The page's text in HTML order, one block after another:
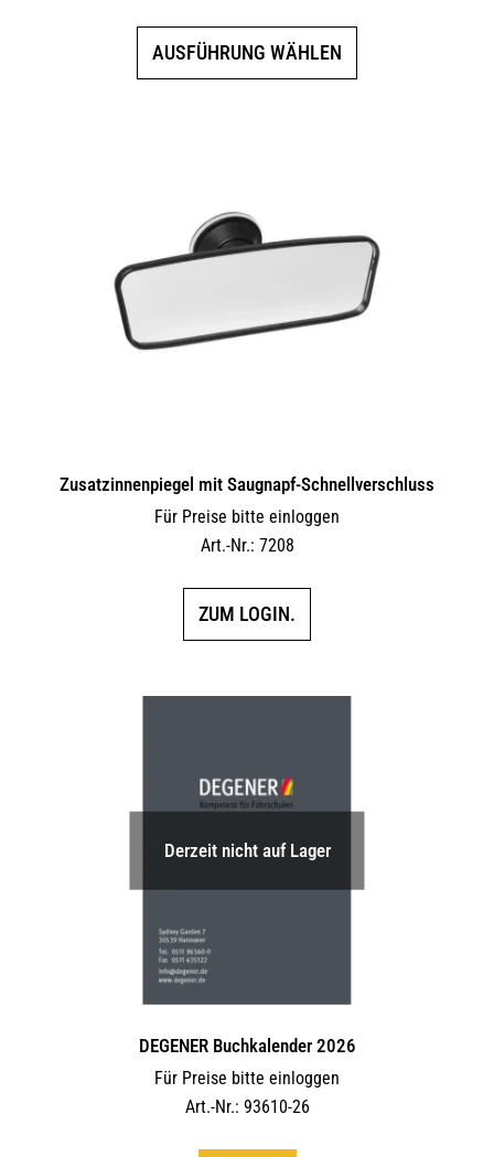
AUSFÜHRUNG WÄHLEN
Optionen
können
auf
Zusatzinnenpiegel mit Saugnapf-Schnellverschluss
Für Preise bitte einloggen
Art.-Nr.: 7208
ZUM LOGIN.
Derzeit nicht auf Lager
DEGENER Buchkalender 2026
Für Preise bitte einloggen
Art.-Nr.: 93610-26